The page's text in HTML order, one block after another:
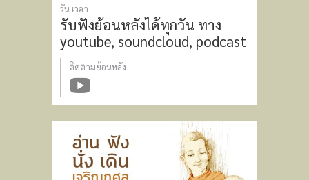
วัน เวลา
รับฟังย้อนหลังได้ทุกวัน ทาง
youtube, soundcloud, podcast
ติดตามย้อนหลัง